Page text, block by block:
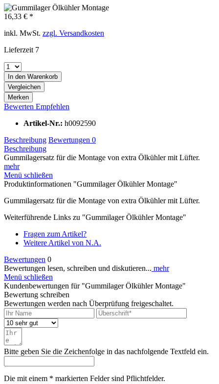
16,33 € *
inkl. MwSt. zzgl. Versandkosten
Lieferzeit 7
In den Warenkorb
Vergleichen
Merken
Bewerten Empfehlen
Artikel-Nr.: h0092590
Beschreibung Bewertungen 0
Beschreibung
Gummilagersatz für die Montage von extra Ölkühler mit Lüfter.
mehr
Menü schließen
Produktinformationen "Gummilager Ölkühler Montage"
Gummilagersatz für die Montage von extra Ölkühler mit Lüfter.
Weiterführende Links zu "Gummilager Ölkühler Montage"
Fragen zum Artikel?
Weitere Artikel von N.A.
Bewertungen 0
Bewertungen lesen, schreiben und diskutieren... mehr
Menü schließen
Kundenbewertungen für "Gummilager Ölkühler Montage"
Bewertung schreiben
Bewertungen werden nach Überprüfung freigeschaltet.
Bitte geben Sie die Zeichenfolge in das nachfolgende Textfeld ein.
Die mit einem * markierten Felder sind Pflichtfelder.